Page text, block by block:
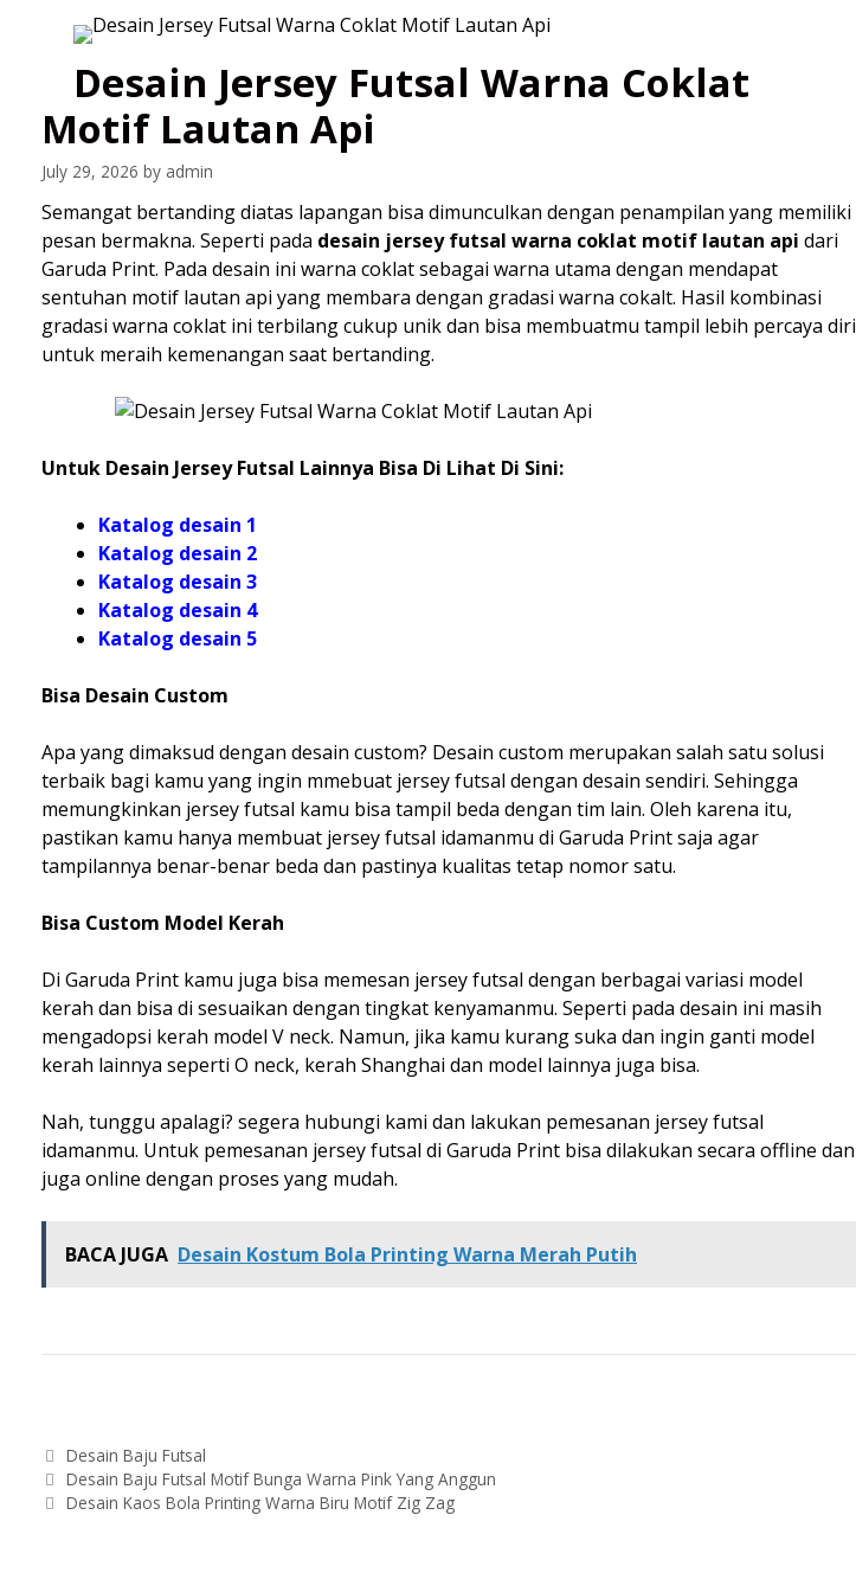
Desain Jersey Futsal Warna Coklat
Motif Lautan Api
July 29, 2026 by admin
Semangat bertanding diatas lapangan bisa dimunculkan dengan penampilan yang memiliki
pesan bermakna. Seperti pada desain jersey futsal warna coklat motif lautan api dari
Garuda Print. Pada desain ini warna coklat sebagai warna utama dengan mendapat
sentuhan motif lautan api yang membara dengan gradasi warna cokalt. Hasil kombinasi
gradasi warna coklat ini terbilang cukup unik dan bisa membuatmu tampil lebih percaya diri
untuk meraih kemenangan saat bertanding.
Untuk Desain Jersey Futsal Lainnya Bisa Di Lihat Di Sini:
Katalog desain 1
Katalog desain 2
Katalog desain 3
Katalog desain 4
Katalog desain 5
Bisa Desain Custom
Apa yang dimaksud dengan desain custom? Desain custom merupakan salah satu solusi
terbaik bagi kamu yang ingin mmebuat jersey futsal dengan desain sendiri. Sehingga
memungkinkan jersey futsal kamu bisa tampil beda dengan tim lain. Oleh karena itu,
pastikan kamu hanya membuat jersey futsal idamanmu di Garuda Print saja agar
tampilannya benar-benar beda dan pastinya kualitas tetap nomor satu.
Bisa Custom Model Kerah
Di Garuda Print kamu juga bisa memesan jersey futsal dengan berbagai variasi model
kerah dan bisa di sesuaikan dengan tingkat kenyamanmu. Seperti pada desain ini masih
mengadopsi kerah model V neck. Namun, jika kamu kurang suka dan ingin ganti model
kerah lainnya seperti O neck, kerah Shanghai dan model lainnya juga bisa.
Nah, tunggu apalagi? segera hubungi kami dan lakukan pemesanan jersey futsal
idamanmu. Untuk pemesanan jersey futsal di Garuda Print bisa dilakukan secara offline dan
juga online dengan proses yang mudah.
BACA JUGA Desain Kostum Bola Printing Warna Merah Putih
Categories
Desain Baju Futsal
Post
navigation
Desain Baju Futsal Motif Bunga Warna Pink Yang Anggun
Desain Kaos Bola Printing Warna Biru Motif Zig Zag